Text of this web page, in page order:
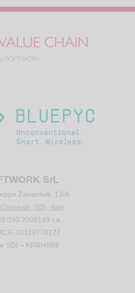
SrL
Zanardelli, 13/A
(BS), Italy
030 2008149 r.a.
C.F. 02118770177
SDI – KRRH6B9